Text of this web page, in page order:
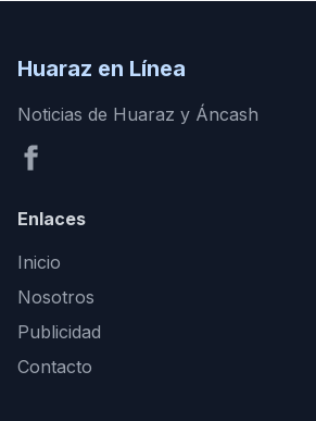
Huaraz en Línea
Noticias de Huaraz y Áncash
Enlaces
Inicio
Nosotros
Publicidad
Contacto